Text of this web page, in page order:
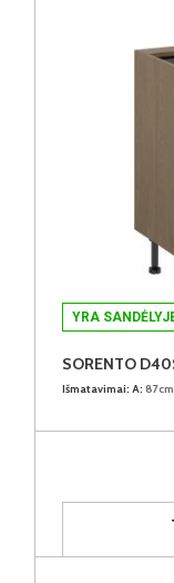
YRA
Išmatavimai: A: 87cm